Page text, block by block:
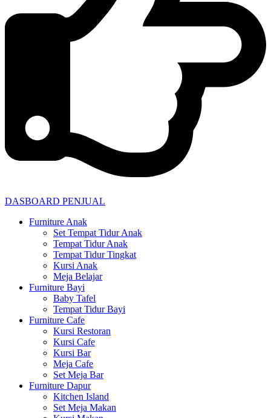
DASBOARD PENJUAL
Furniture Anak
Set Tempat Tidur Anak
Tempat Tidur Anak
Tempat Tidur Tingkat
Kursi Anak
Meja Belajar
Furniture Bayi
Baby Tafel
Tempat Tidur Bayi
Furniture Cafe
Kursi Restoran
Kursi Cafe
Kursi Bar
Meja Cafe
Set Meja Bar
Furniture Dapur
Kitchen Island
Set Meja Makan